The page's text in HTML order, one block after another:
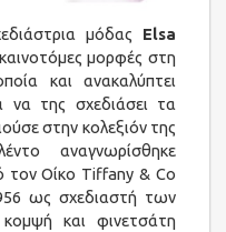
μόδας Elsa
μορφές στη
και ανακαλύπτει
να της σχεδιάσει τα
στην κολεξιόν της
αναγνωρίσθηκε
τον Οίκο Tiffany & Co
ως σχεδιαστή των
και φινετσάτη